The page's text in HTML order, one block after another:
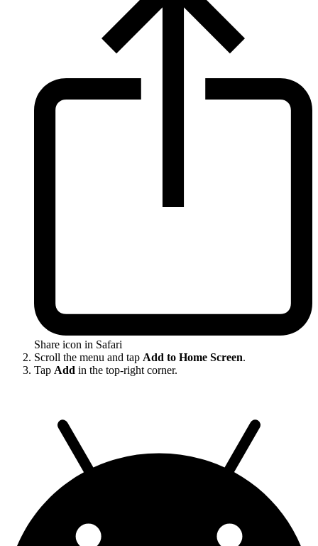
Share icon in Safari
Scroll the menu and tap Add to Home Screen.
Tap Add in the top-right corner.